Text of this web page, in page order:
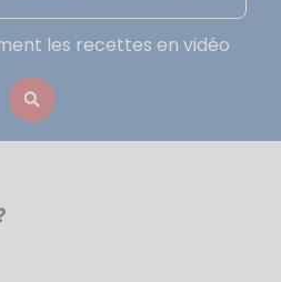
les recettes en vidéo